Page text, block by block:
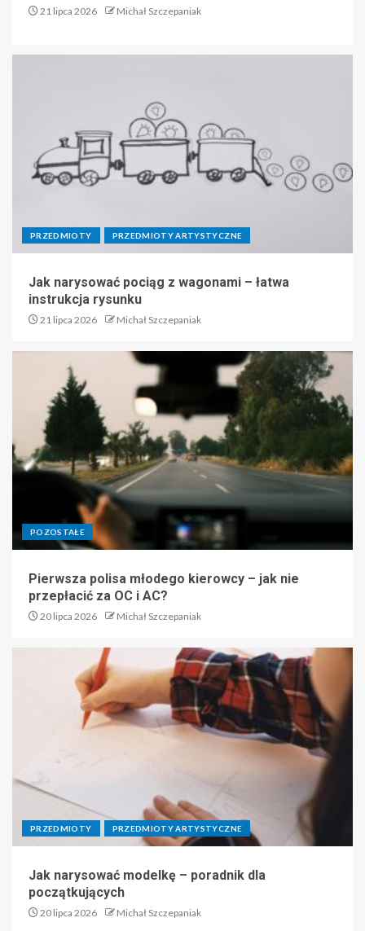
21 lipca 2026 Michał Szczepaniak
PRZEDMIOTY PRZEDMIOTY ARTYSTYCZNE
Jak narysować pociąg z wagonami – łatwa
instrukcja rysunku
21 lipca 2026 Michał Szczepaniak
POZOSTAŁE
Pierwsza polisa młodego kierowcy – jak nie
przepłacić za OC i AC?
20 lipca 2026 Michał Szczepaniak
PRZEDMIOTY PRZEDMIOTY ARTYSTYCZNE
Jak narysować modelkę – poradnik dla
początkujących
20 lipca 2026 Michał Szczepaniak